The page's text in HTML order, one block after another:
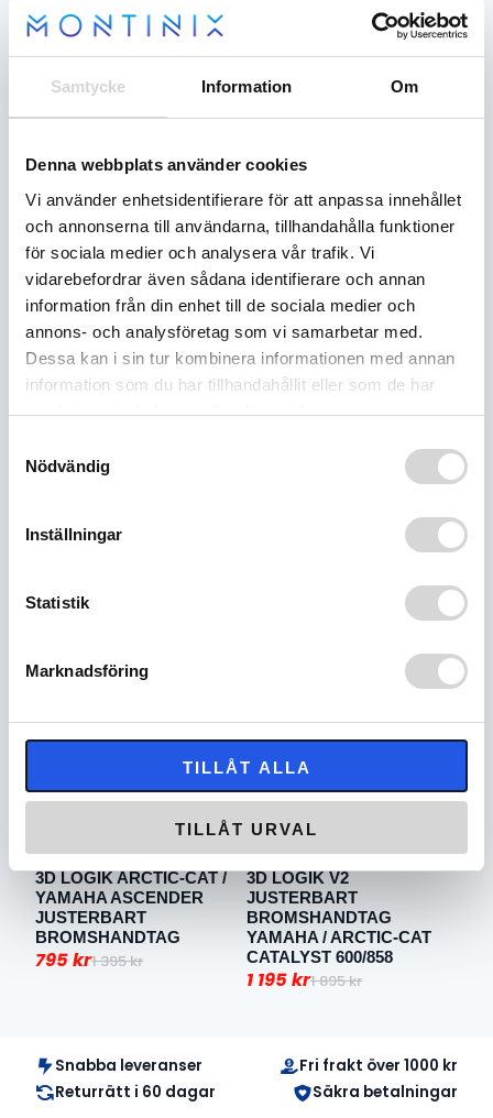
Samtycke Information Om
Denna webbplats använder cookies
Vi använder enhetsidentifierare för att anpassa innehållet
och annonserna till användarna, tillhandahålla funktioner
för sociala medier och analysera vår trafik. Vi
vidarebefordrar även sådana identifierare och annan
information från din enhet till de sociala medier och
annons- och analysföretag som vi samarbetar med.
Dessa kan i sin tur kombinera informationen med annan
information som du har tillhandahållit eller som de har
samlat in när du har använt deras tjänster.
Nödvändig
Inställningar
Statistik
Marknadsföring
TILLÅT ALLA
TILLÅT URVAL
LYNX
mängd
9 i lager
BESKRIVNING
3D-Logik Adjustable brake lever.
Newly redesigned lever for better ergonomics and
durability.
3D-Logik’s new lever features a newly developed
engineered plastic that allows the lever to fold up
to 90 degrees in any direction without fracturing.
Lever comes installed with a “SHORTY” handle and
the package will come “REGULAR” length handle for
3D-Logik will guarantee the lever 100%
‹
-43%
3D LOGIK ARCTIC-CAT /
YAMAHA ASCENDER
JUSTERBART
BROMSHANDTAG
1 395kr
Det
var:
395 kr.
795kr
Det
är:
795 kr.
3D LOGIK V2
JUSTERBART
BROMSHANDTAG
YAMAHA / ARCTIC-CAT
CATALYST 600/858
1 895kr
Det
var:
1 195kr
Det
›
Snabba leveranser
Fri frakt över 1000 kr
Returrätt i 60 dagar
Säkra betalningar